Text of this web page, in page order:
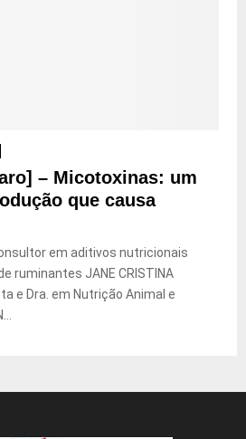
– Micotoxinas: um
que causa
em aditivos nutricionais
ruminantes JANE CRISTINA
e Dra. em Nutrição Animal e